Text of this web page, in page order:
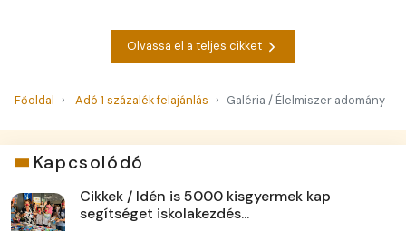
Olvassa el a teljes cikket
Főoldal Adó 1 százalék felajánlás Galéria / Élelmiszer adomány
Kapcsolódó
Cikkek / Idén is 5000 kisgyermek kap
segítséget iskolakezdés...